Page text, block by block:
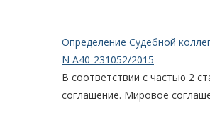
Определение Судебной
N А40-231052/2015
В соответствии с частью 2
соглашение. Мировое